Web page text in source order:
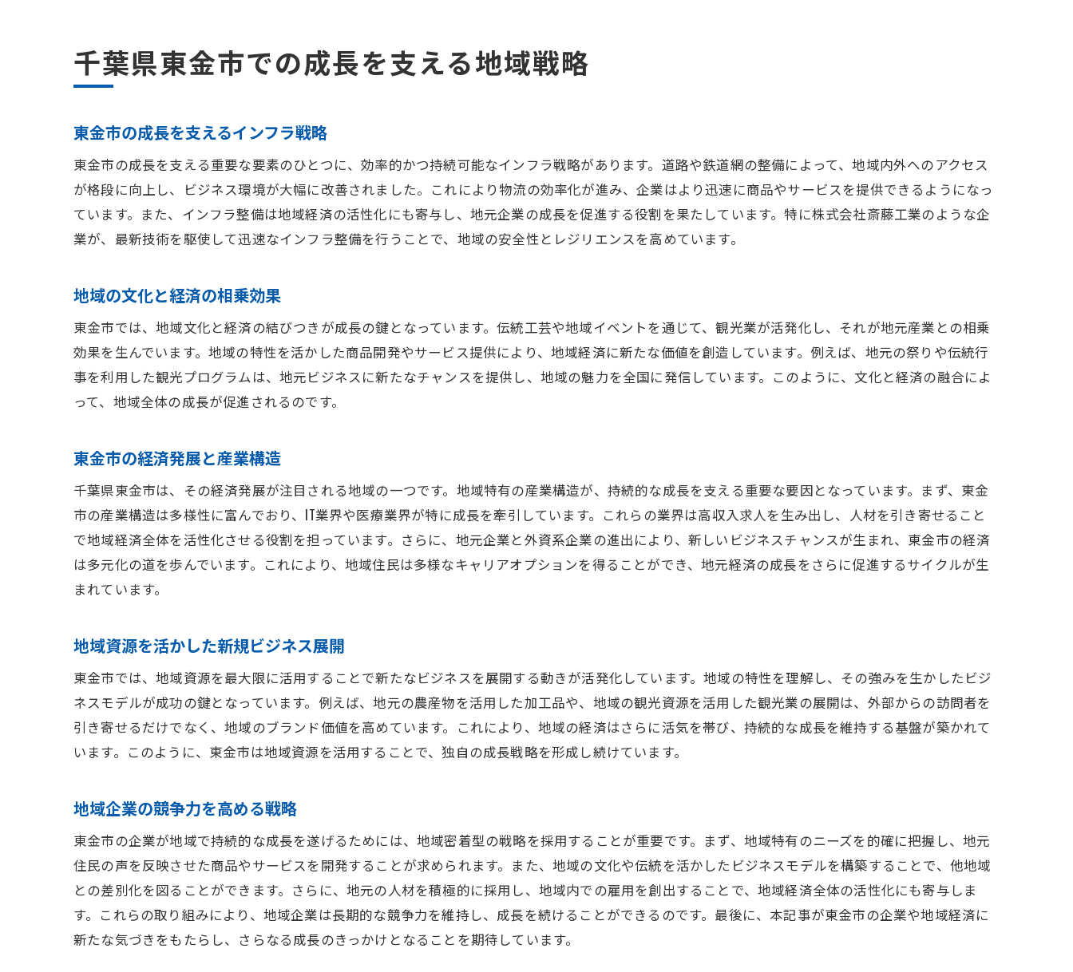
地域密着型アプローチの成功要因
企業と地域の相互成長の実現
成長企業がビジネスチャンスを捉える方法
地域市場の分析による新規ビジネス展開
成長を加速させるイノベーション戦略
競争優位を築くための企業戦略
千葉県東金市での成長を支える地域戦略
東金市の成長を支えるインフラ戦略
東金市の成長を支える重要な要素のひとつに、効率的かつ持続可能なインフラ戦略があります。道路や鉄道網の整備によって、地域内外へのアクセス
が格段に向上し、ビジネス環境が大幅に改善されました。これにより物流の効率化が進み、企業はより迅速に商品やサービスを提供できるようになっ
ています。また、インフラ整備は地域経済の活性化にも寄与し、地元企業の成長を促進する役割を果たしています。特に株式会社斎藤工業のような企
業が、最新技術を駆使して迅速なインフラ整備を行うことで、地域の安全性とレジリエンスを高めています。
地域の文化と経済の相乗効果
東金市では、地域文化と経済の結びつきが成長の鍵となっています。伝統工芸や地域イベントを通じて、観光業が活発化し、それが地元産業との相乗
効果を生んでいます。地域の特性を活かした商品開発やサービス提供により、地域経済に新たな価値を創造しています。例えば、地元の祭りや伝統行
事を利用した観光プログラムは、地元ビジネスに新たなチャンスを提供し、地域の魅力を全国に発信しています。このように、文化と経済の融合によ
って、地域全体の成長が促進されるのです。
東金市の経済発展と産業構造
千葉県東金市は、その経済発展が注目される地域の一つです。地域特有の産業構造が、持続的な成長を支える重要な要因となっています。まず、東金
市の産業構造は多様性に富んでおり、IT業界や医療業界が特に成長を牽引しています。これらの業界は高収入求人を生み出し、人材を引き寄せること
で地域経済全体を活性化させる役割を担っています。さらに、地元企業と外資系企業の進出により、新しいビジネスチャンスが生まれ、東金市の経済
は多元化の道を歩んでいます。これにより、地域住民は多様なキャリアオプションを得ることができ、地元経済の成長をさらに促進するサイクルが生
まれています。
地域資源を活かした新規ビジネス展開
東金市では、地域資源を最大限に活用することで新たなビジネスを展開する動きが活発化しています。地域の特性を理解し、その強みを生かしたビジ
ネスモデルが成功の鍵となっています。例えば、地元の農産物を活用した加工品や、地域の観光資源を活用した観光業の展開は、外部からの訪問者を
引き寄せるだけでなく、地域のブランド価値を高めています。これにより、地域の経済はさらに活気を帯び、持続的な成長を維持する基盤が築かれて
います。このように、東金市は地域資源を活用することで、独自の成長戦略を形成し続けています。
地域企業の競争力を高める戦略
東金市の企業が地域で持続的な成長を遂げるためには、地域密着型の戦略を採用することが重要です。まず、地域特有のニーズを的確に把握し、地元
住民の声を反映させた商品やサービスを開発することが求められます。また、地域の文化や伝統を活かしたビジネスモデルを構築することで、他地域
との差別化を図ることができます。さらに、地元の人材を積極的に採用し、地域内での雇用を創出することで、地域経済全体の活性化にも寄与しま
す。これらの取り組みにより、地域企業は長期的な競争力を維持し、成長を続けることができるのです。最後に、本記事が東金市の企業や地域経済に
新たな気づきをもたらし、さらなる成長のきっかけとなることを期待しています。